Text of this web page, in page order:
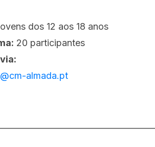
dos 12 aos 18 anos
20 participantes
almada.pt